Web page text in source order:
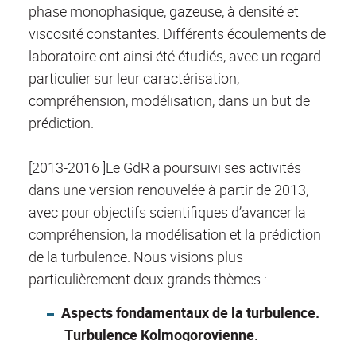
phase monophasique, gazeuse, à densité et
viscosité constantes. Différents écoulements de
laboratoire ont ainsi été étudiés, avec un regard
particulier sur leur caractérisation,
compréhension, modélisation, dans un but de
prédiction.
[2013-2016 ]Le GdR a poursuivi ses activités
dans une version renouvelée à partir de 2013,
avec pour objectifs scientifiques d’avancer la
compréhension, la modélisation et la prédiction
de la turbulence. Nous visions plus
particulièrement deux grands thèmes :
Aspects fondamentaux de la turbulence.
Turbulence Kolmogorovienne.